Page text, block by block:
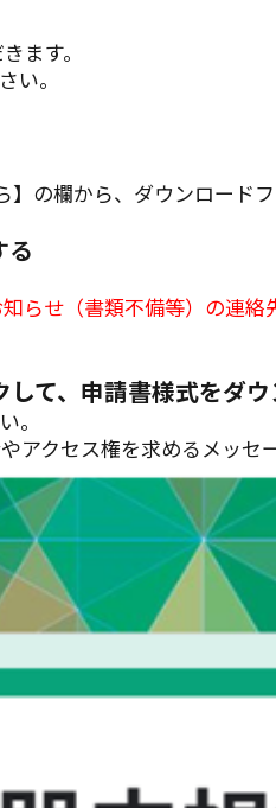
ます。
い。
の欄から、ダウンロード
る
らせ（書類不備等）の連
て、申請書様式をダ
。
アクセス権を求めるメッ